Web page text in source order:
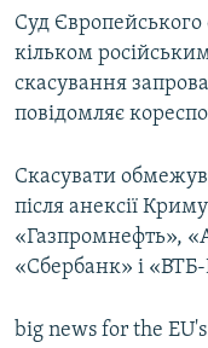
Суд
кільком
скасування
повідомляє
Скасувати
після анексії
«Газпромнефть»,
«Сбербанк» і
big news for the